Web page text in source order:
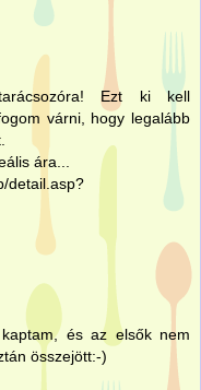
Ezt ki kell
várni, hogy legalább
ára...
detail.asp?
és az elsők nem
összejött:-)